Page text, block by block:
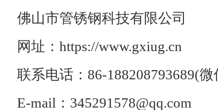
佛山市管锈钢科技有限公司
网址：https://www.gxiug.cn
联系电话：86-188208793689(
E-mail：345291578@qq.com